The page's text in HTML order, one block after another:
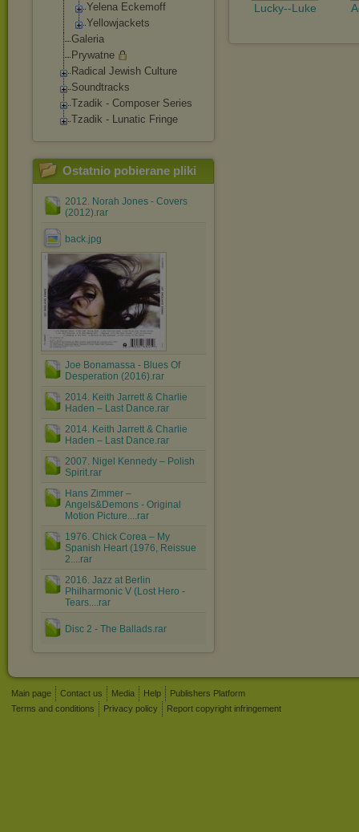
Yelena Eckemoff
Yellowjackets
Galeria
Prywatne
Radical Jewish Culture
Soundtracks
Tzadik - Composer Series
Tzadik - Lunatic Fringe
Ostatnio pobierane pliki
2012. Norah Jones - Covers
(2012).rar
back.jpg
Joe Bonamassa - Blues Of
Desperation (2016).rar
2014. Keith Jarrett & Charlie
Haden – Last Dance.rar
2014. Keith Jarrett & Charlie
Haden – Last Dance.rar
2007. Nigel Kennedy ‎– Polish
Spirit.rar
Hans Zimmer ‎–
Angels&Demons - Original
Motion Picture....rar
1976. Chick Corea ‎– My
Spanish Heart (1976, Reissue
2....rar
2016. Jazz at Berlin
Philharmonic V (Lost Hero -
Tears....rar
Disc 2 - The Ballads.rar
Lucky--Luke
Main page Contact us Media Help
Publishers Platform
Terms and conditions
Privacy policy Report copyright infringement